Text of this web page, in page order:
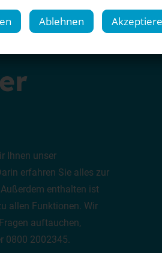
Ihnen unser
erfahren Sie alles zur
enthalten ist
allen Funktionen. Wir
auftauchen,
0800 2002345.
Ablehnen